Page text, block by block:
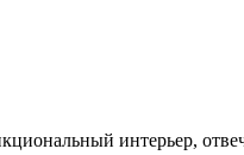
интерьер,